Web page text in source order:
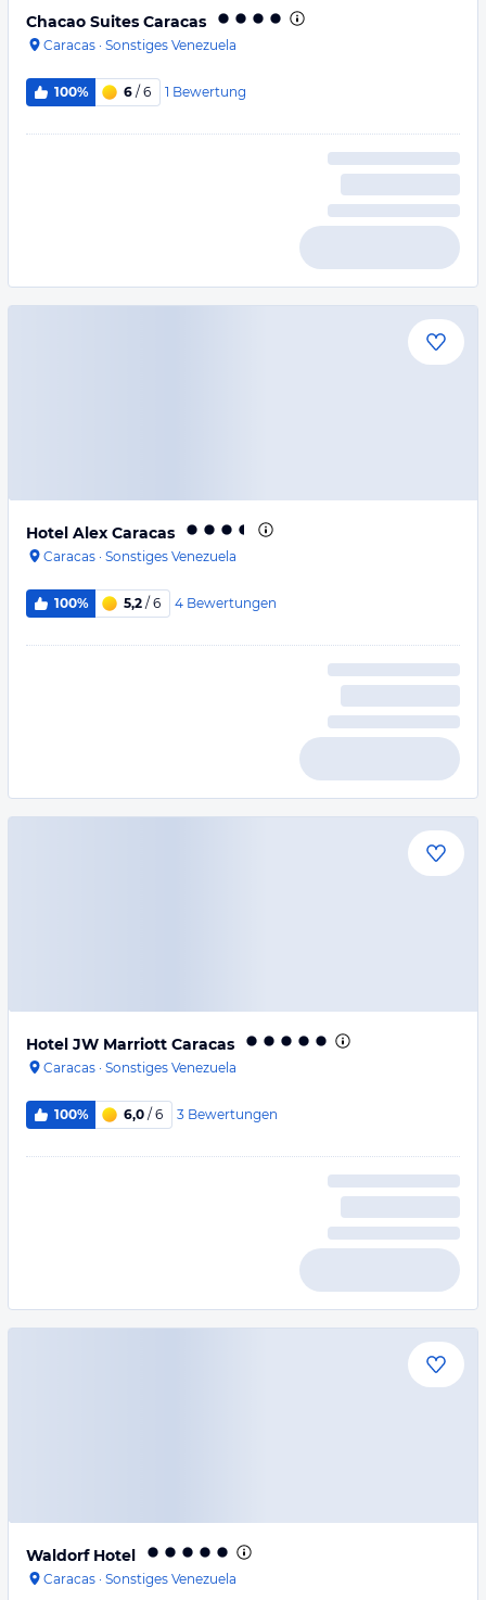
Chacao Suites Caracas
Caracas · Sonstiges Venezuela
100% 6 / 6 1 Bewertung
Hotel Alex Caracas
Caracas · Sonstiges Venezuela
100% 5,2 / 6 4 Bewertungen
Hotel JW Marriott Caracas
Caracas · Sonstiges Venezuela
100% 6,0 / 6 3 Bewertungen
Waldorf Hotel
Caracas · Sonstiges Venezuela